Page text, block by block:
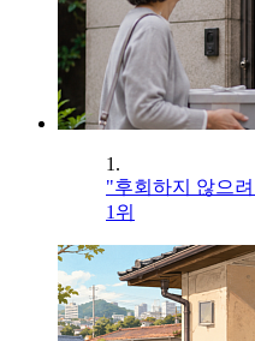
1.
"후회하지 않으
1위